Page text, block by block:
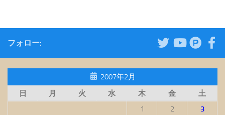
フォロー:
2007年2月
日
月 火 水 木 金
土
1
2
3